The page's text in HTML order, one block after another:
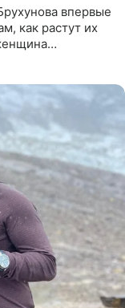
впервые
как растут их